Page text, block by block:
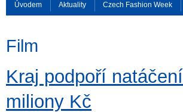
Úvodem Aktuality Czech Fashion Week
Film
Kraj podpoří
miliony Kč